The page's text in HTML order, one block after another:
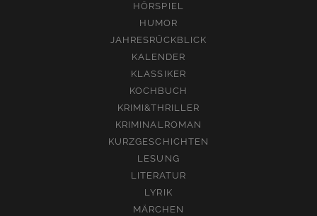
HÖRSPIEL
HUMOR
JAHRESRÜCKBLICK
KALENDER
KLASSIKER
KOCHBUCH
KRIMI&THRILLER
KRIMINALROMAN
KURZGESCHICHTEN
LESUNG
LITERATUR
LYRIK
MÄRCHEN